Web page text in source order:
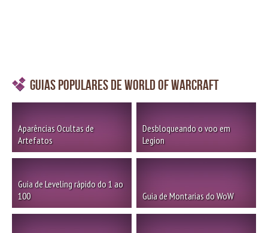
Guias Populares de World of Warcraft
Aparências Ocultas de
Artefatos
Desbloqueando o voo em
Legion
Guia de Leveling rápido do 1 ao
100
Guia de Montarias do WoW